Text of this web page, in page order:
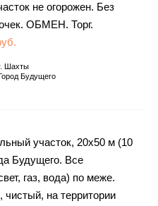
не огорожен. Без
ОБМЕН. Торг.
Шахты
Город Будущего
участок, 20х50 м (10
Будущего. Все
газ, вода) по меже.
чистый, на территории